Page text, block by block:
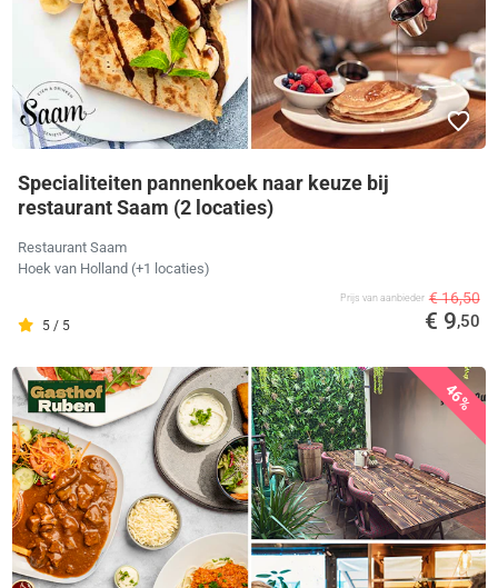
Specialiteiten pannenkoek naar keuze bij
restaurant Saam (2 locaties)
Restaurant Saam
Hoek van Holland (+1 locaties)
5 / 5
Prijs van aanbieder € 16,50
€ 9,50
46%